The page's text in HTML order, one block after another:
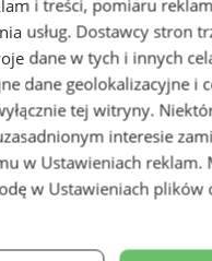
Bałtykiem w
i treści, pomiaru
usług. Dostawcy stron
dane w tych i innych
dane geolokalizacyjne i
tej witryny.
interesie
w Ustawieniach reklam.
w Ustawieniach plików